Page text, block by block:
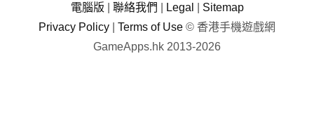
電腦版 聯絡我們 Legal
Sitemap
Privacy Policy
Terms of Use © 香港手機遊戲網
GameApps.hk 2013-2026